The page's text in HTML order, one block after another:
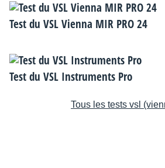
Test du VSL Vienna MIR PRO 24
Test du VSL Instruments Pro
Tous les tests vsl